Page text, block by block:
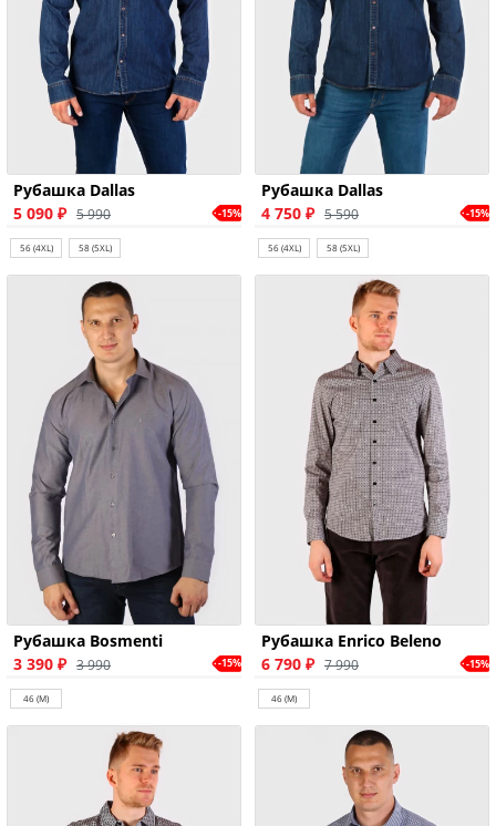
Рубашка Dallas
5 090 ₽ 5 990 -15%
56 (4XL) 58 (5XL)
Рубашка Dallas
4 750 ₽ 5 590 -15%
56 (4XL) 58 (5XL)
Рубашка Bosmenti
3 390 ₽ 3 990 -15%
46 (M)
Рубашка Enrico Beleno
6 790 ₽ 7 990 -15%
46 (M)